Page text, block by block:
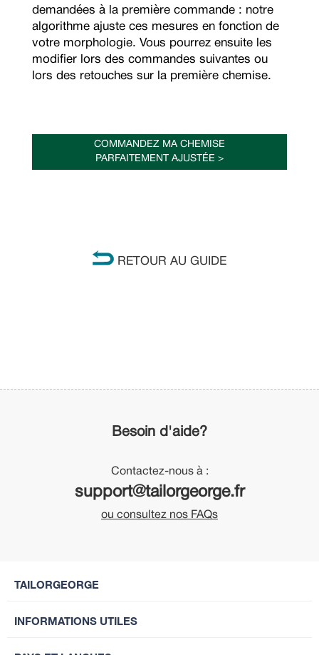
demandées à la première commande : notre
algorithme ajuste ces mesures en fonction de
votre morphologie. Vous pourrez ensuite les
modifier lors des commandes suivantes ou
lors des retouches sur la première chemise.
COMMANDEZ MA CHEMISE
PARFAITEMENT AJUSTÉE >
RETOUR AU GUIDE
Besoin d'aide?
Contactez-nous à :
support@tailorgeorge.fr
ou consultez nos FAQs
TAILORGEORGE
INFORMATIONS UTILES